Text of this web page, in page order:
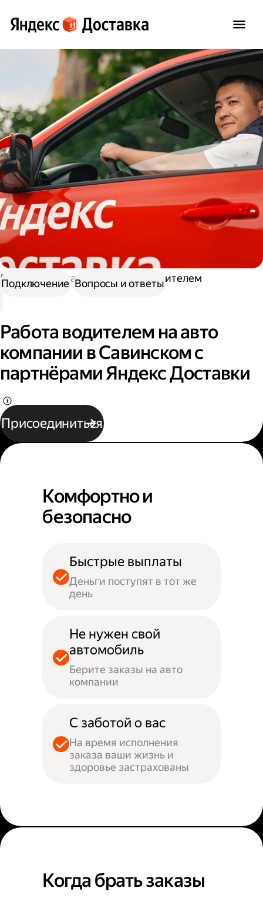
Работа в Доставке Работа водителем
Работа водителем на авто
компании в Савинском с
партнёрами Яндекс Доставки
Присоединиться
Подключение Вопросы и ответы
Комфортно и
безопасно
Быстрые выплаты
Деньги поступят в тот же
день
Не нужен свой
автомобиль
Берите заказы на авто
компании
С заботой о вас
На время исполнения
заказа ваши жизнь и
здоровье застрахованы
Когда брать заказы